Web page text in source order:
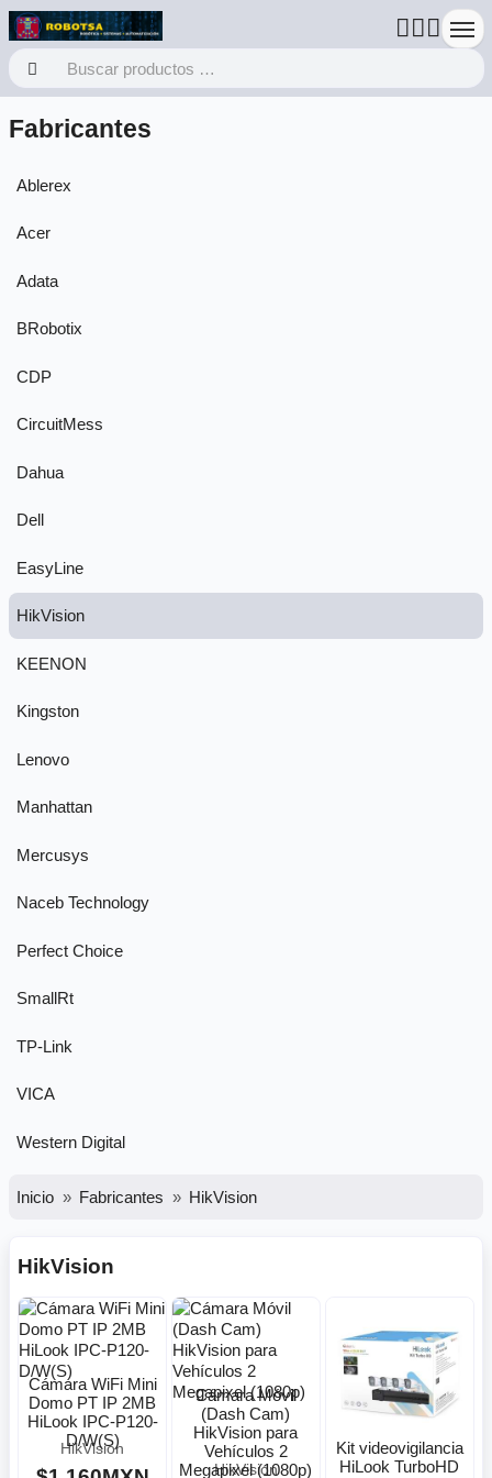
Fabricantes
Ablerex
Acer
Adata
BRobotix
CDP
CircuitMess
Dahua
Dell
EasyLine
HikVision
KEENON
Kingston
Lenovo
Manhattan
Mercusys
Naceb Technology
Perfect Choice
SmallRt
TP-Link
VICA
Western Digital
Inicio Fabricantes HikVision
HikVision
Cámara WiFi Mini
Domo PT IP 2MB
HiLook IPC-P120-
D/W(S)
HikVision
Cámara Móvil
(Dash Cam)
HikVision para
Vehículos 2
Megapixel (1080p)
HikVision
Kit videovigilancia
HiLook TurboHD